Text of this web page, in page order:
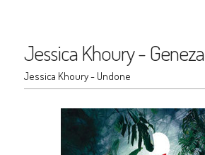
Jessica Khoury - Geneza
Jessica Khoury - Undone